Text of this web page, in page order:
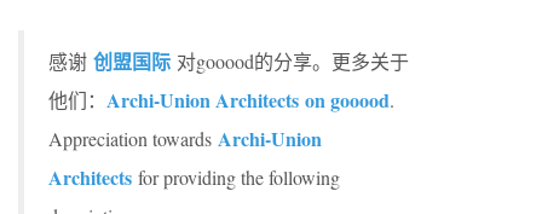
感谢 创盟国际 对gooood的分享。更多关于
他们： Archi-Union Architects on gooood.
Appreciation towards Archi-Union
Architects for providing the following